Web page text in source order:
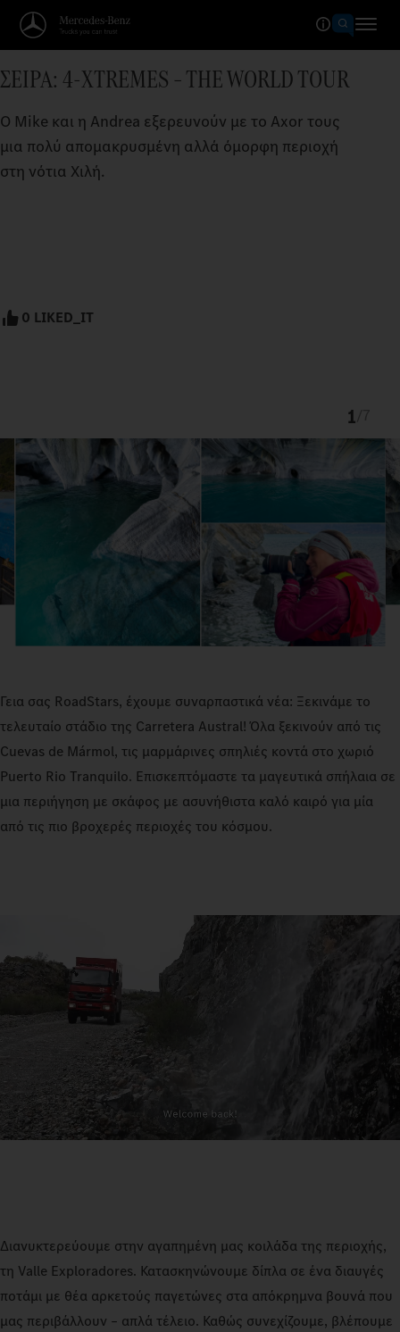
ΣΕΙΡΑ: 4-XTREMES – THE WORLD TOUR
Ο Mike και η Andrea εξερευνούν με το Axor τους
μια πολύ απομακρυσμένη αλλά όμορφη περιοχή
στη νότια Χιλή.
0 LIKED_IT
1
Γεια σας RoadStars, έχουμε συναρπαστικά νέα: Ξεκινάμε το
τελευταίο στάδιο της Carretera Austral! Όλα ξεκινούν από τις
Cuevas de Mármol, τις μαρμάρινες σπηλιές κοντά στο χωριό
Puerto Rio Tranquilo. Επισκεπτόμαστε τα μαγευτικά σπήλαια σε
μια περιήγηση με σκάφος με ασυνήθιστα καλό καιρό για μία
από τις πιο βροχερές περιοχές του κόσμου.
Διανυκτερεύουμε στην αγαπημένη μας κοιλάδα της περιοχής,
τη Valle Exploradores. Κατασκηνώνουμε δίπλα σε ένα διαυγές
ποτάμι με θέα αρκετούς παγετώνες στα απόκρημνα βουνά που
μας περιβάλλουν – απλά τέλειο. Καθώς συνεχίζουμε, βλέπουμε